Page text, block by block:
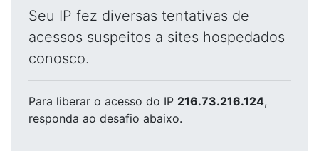
Seu IP fez diversas tentativas de
acessos suspeitos a sites hospedados
conosco.
Para liberar o acesso do IP 216.73.216.124,
responda ao desafio abaixo.